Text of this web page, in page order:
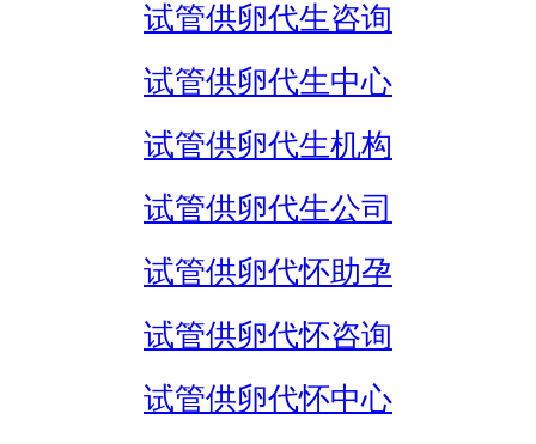
试管供卵代生咨询
试管供卵代生中心
试管供卵代生机构
试管供卵代生公司
试管供卵代怀助孕
试管供卵代怀咨询
试管供卵代怀中心